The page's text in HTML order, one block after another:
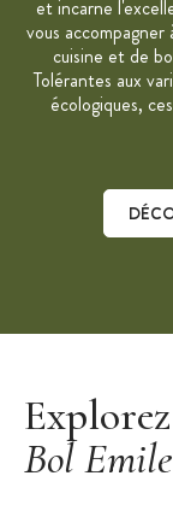
et incarne
vous
cuisine et de
Tolérantes aux
écologiques,
Bol